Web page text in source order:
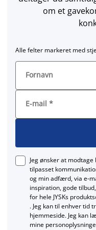
om et
Alle felter markeret med
Fornavn
E-mail *
Jeg ønsker at
tilpasset
og min adfærd, via
inspiration, gode
for hele JYSKs
. Jeg kan til enhver tid
hjemmeside. Jeg kan
mine